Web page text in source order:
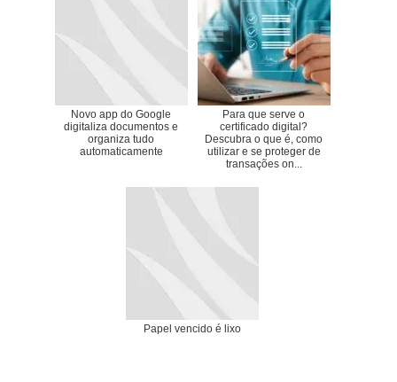
Novo app do Google
digitaliza documentos e
organiza tudo
automaticamente
Para que serve o
certificado digital?
Descubra o que é, como
utilizar e se proteger de
transações on...
Papel vencido é lixo